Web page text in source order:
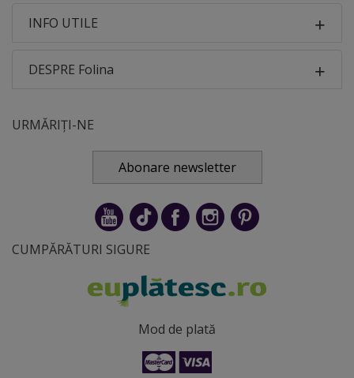
INFO UTILE
DESPRE Folina
URMĂRIȚI-NE
Abonare newsletter
CUMPĂRĂTURI SIGURE
Mod de plată